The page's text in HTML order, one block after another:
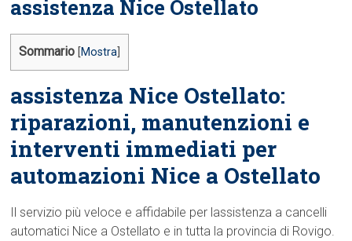
assistenza Nice Ostellato
Sommario Mostra
assistenza Nice Ostellato:
riparazioni, manutenzioni e
interventi immediati per
automazioni Nice a Ostellato
Il servizio più veloce e affidabile per lassistenza a cancelli
automatici Nice a Ostellato e in tutta la provincia di Rovigo.